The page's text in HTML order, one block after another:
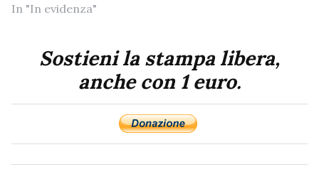
In "In evidenza"
Sostieni la stampa libera,
anche con 1 euro.